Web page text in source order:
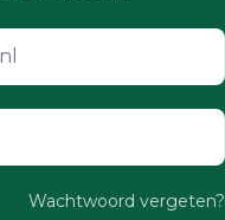
Wachtwoord vergeten?